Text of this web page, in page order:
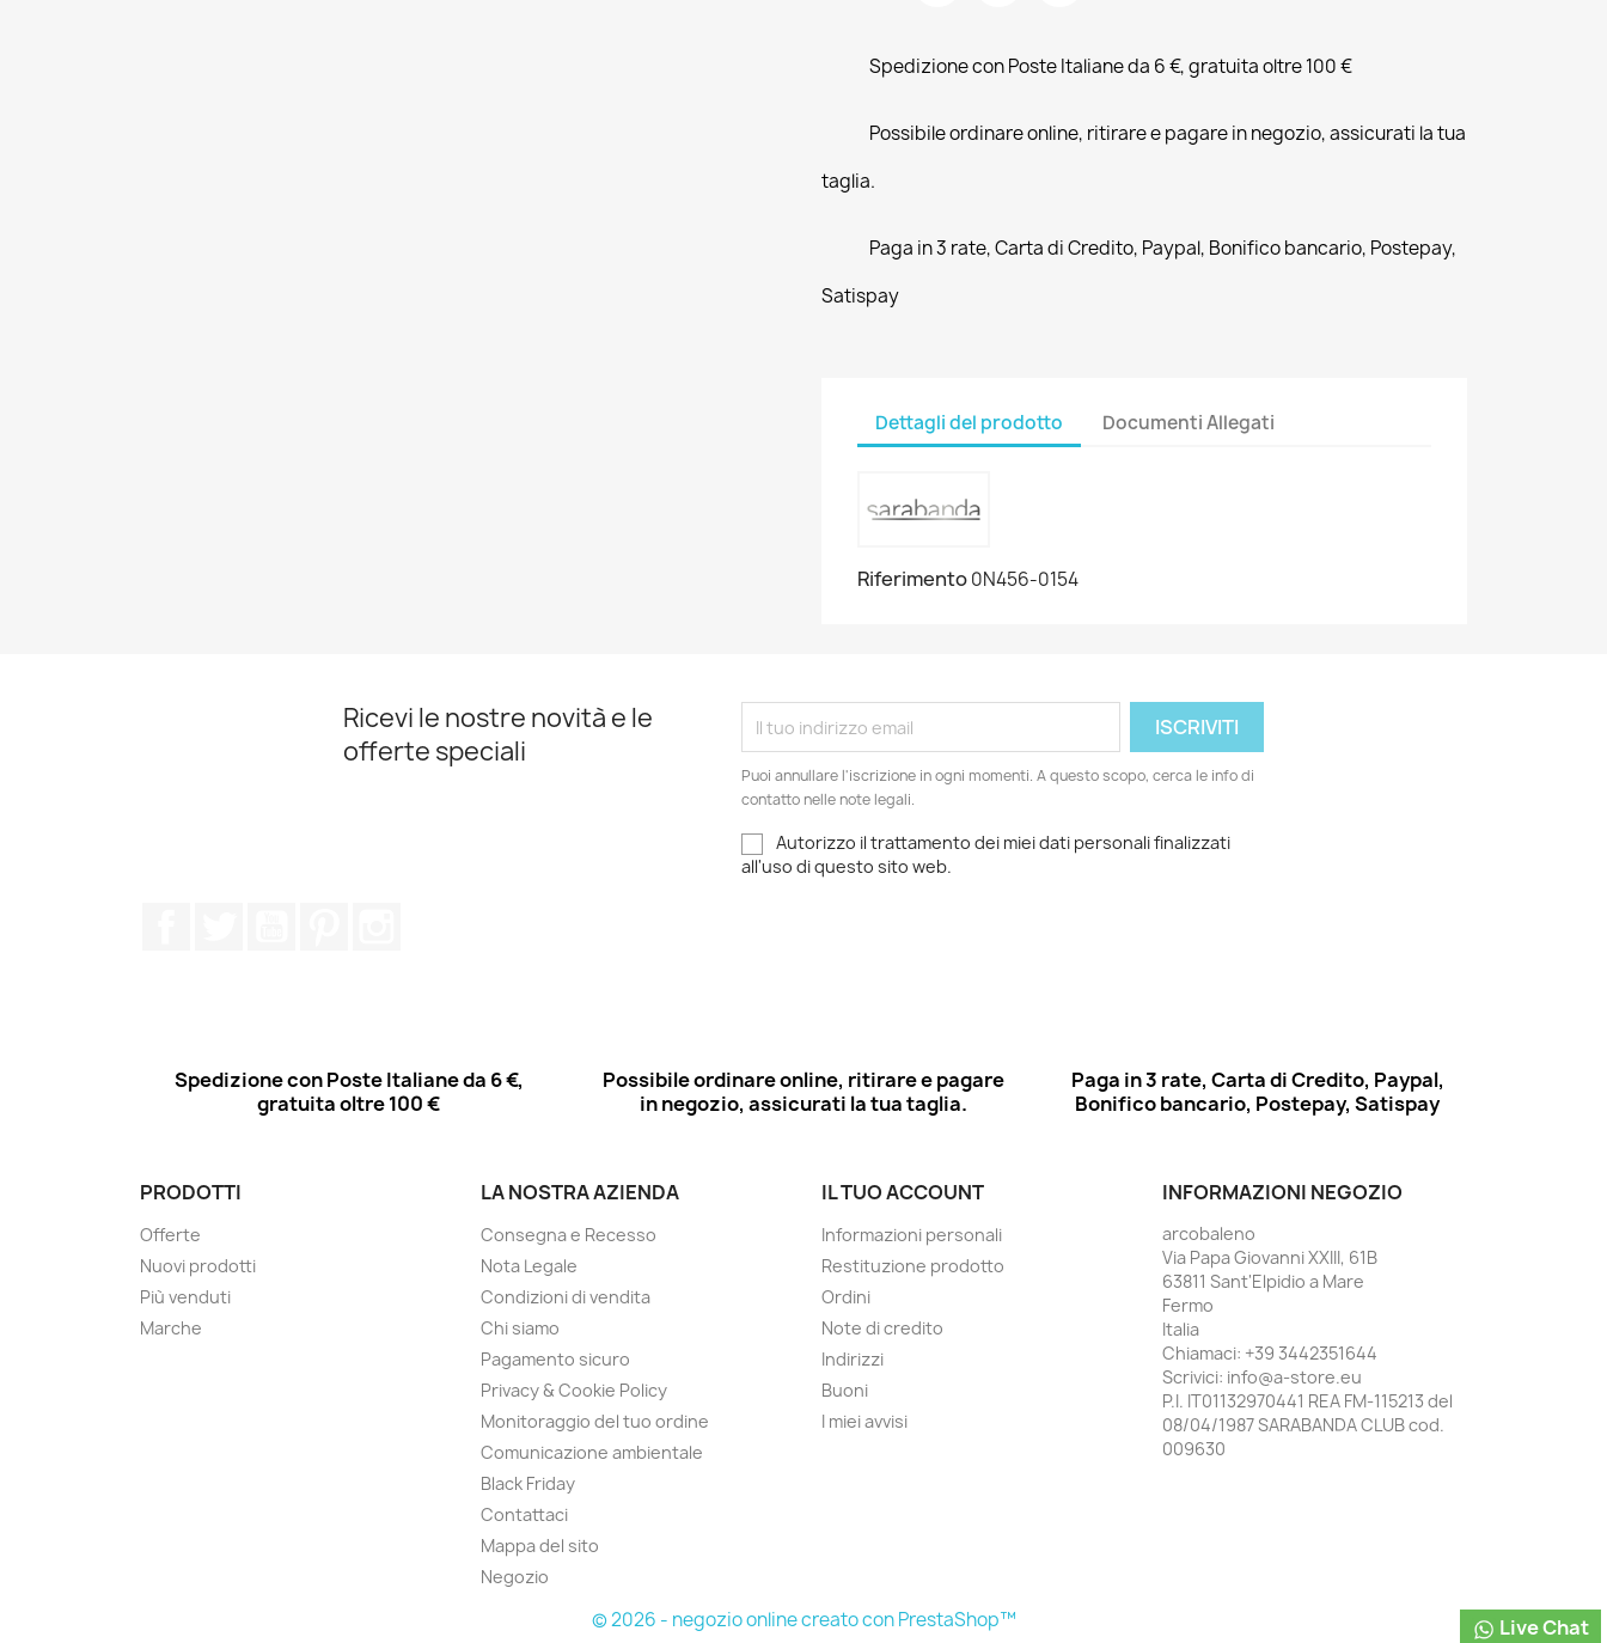
Spedizione con Poste Italiane da 6 €, gratuita oltre 100 €
Possibile ordinare online, ritirare e pagare in negozio, assicurati la tua
taglia.
Paga in 3 rate, Carta di Credito, Paypal, Bonifico bancario, Postepay,
Satispay
Dettagli del prodotto Documenti Allegati
Riferimento0N456-0154
Ricevi le nostre novità e le
offerte speciali
Puoi annullare l'iscrizione in ogni momenti. A questo scopo, cerca le info di
contatto nelle note legali.
Autorizzo il trattamento dei miei dati personali finalizzati
all'uso di questo sito web.
Spedizione con Poste Italiane da 6 €,
gratuita oltre 100 €
Possibile ordinare online, ritirare e pagare
in negozio, assicurati la tua taglia.
Paga in 3 rate, Carta di Credito, Paypal,
Bonifico bancario, Postepay, Satispay
PRODOTTI
Offerte
Nuovi prodotti
Più venduti
Marche
LA NOSTRA AZIENDA
Consegna e Recesso
Nota Legale
Condizioni di vendita
Chi siamo
Pagamento sicuro
Privacy & Cookie Policy
Monitoraggio del tuo ordine
Comunicazione ambientale
Black Friday
Contattaci
Mappa del sito
Negozio
IL TUO ACCOUNT
Informazioni personali
Restituzione prodotto
Ordini
Note di credito
Indirizzi
Buoni
I miei avvisi
INFORMAZIONI NEGOZIO
arcobaleno
Via Papa Giovanni XXIII, 61B
63811 Sant'Elpidio a Mare
Fermo
Italia
Chiamaci: +39 3442351644
Scrivici: info@a-store.eu
P.I. IT01132970441 REA FM-115213 del
08/04/1987 SARABANDA CLUB cod.
009630
Live Chat
© 2026 - negozio online creato con PrestaShop™